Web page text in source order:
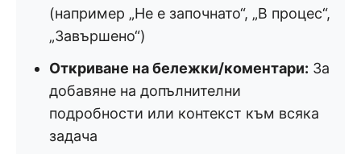
(например „Не е започнато“, „В процес“,
„Завършено“)
Откриване на бележки/коментари: За
добавяне на допълнителни
подробности или контекст към всяка
задача